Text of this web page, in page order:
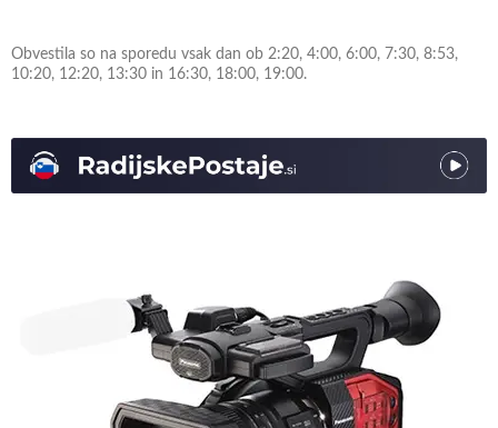
Obvestila so na sporedu vsak dan ob 2:20, 4:00, 6:00, 7:30, 8:53,
10:20, 12:20, 13:30 in 16:30, 18:00, 19:00.